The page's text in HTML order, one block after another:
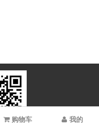
购物车 我的